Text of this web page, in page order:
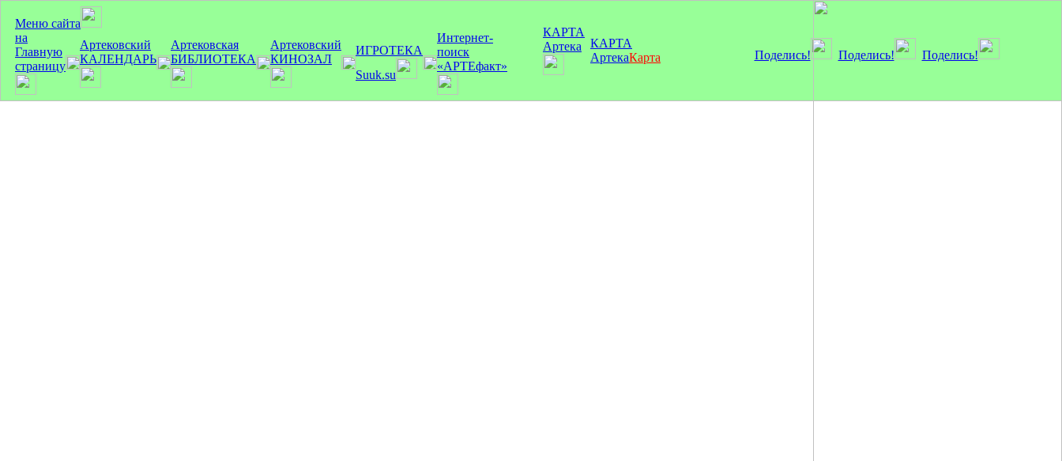
Меню сайта
на
Главную
страницу
Артековский
КАЛЕНДАРЬ
Артековская
БИБЛИОТЕКА
Артековский
КИНОЗАЛ
ИГРОТЕКА
Suuk.su
Интернет-
поиск
«АРТЕфакт»
КАРТА
Артека
КАРТА
АртекаКарта Поделись! Поделись! Поделись!